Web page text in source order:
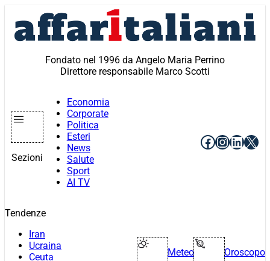
contenuto
Fondato nel 1996 da Angelo Maria Perrino
Direttore responsabile Marco Scotti
Sezioni
Economia
Corporate
Politica
Esteri
News
Salute
Sport
AI TV
Facebook
X
Tendenze
Iran
Ucraina
Ceuta
Meteo Oroscopo